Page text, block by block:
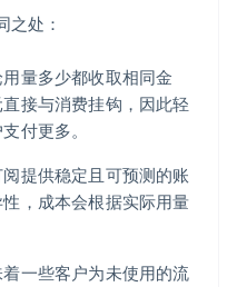
之处：
量多少都收取相同金
接与消费挂钩，因此轻
付更多。
提供稳定且可预测的账
，成本会根据实际用量
一些客户为未使用的流